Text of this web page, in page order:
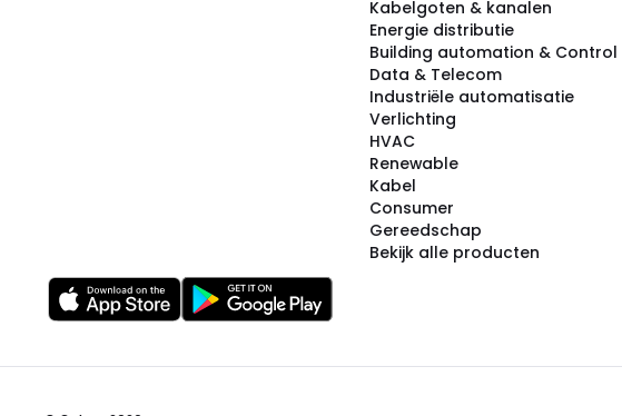
Kabelgoten & kanalen
Energie distributie
Building automation & Control
Data & Telecom
Industriële automatisatie
Verlichting
HVAC
Renewable
Kabel
Consumer
Gereedschap
Bekijk alle producten